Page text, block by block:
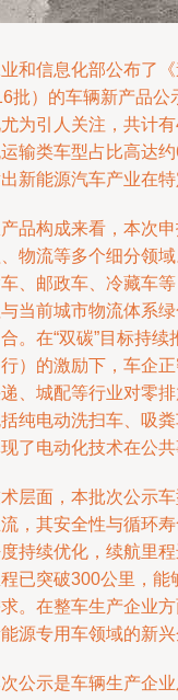
和信息化部公布了
批）的车辆新产品公
为引人关注，共计
输类车型占比高达
新能源汽车产业在
品构成来看，本次
物流等多个细分领
、邮政车、冷藏车
当前城市物流体系
。在“双碳”目标持
）的激励下，车企
、城配等行业对零
纯电动洗扫车、吸
了电动化技术在公共
层面，本批次公示
，其安全性与循环
持续优化，续航里
已突破300公里，能
。在整车生产企业
源专用车领域的新
公示是车辆生产企